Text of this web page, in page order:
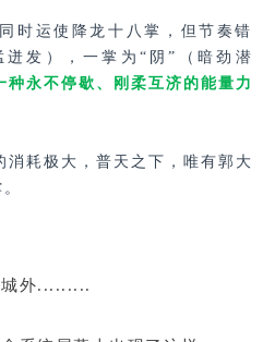
时运使降龙十八掌，但节奏错
发），一掌为“阴”（暗劲潜
种永不停歇、刚柔互济的能量力
消耗极大，普天之下，唯有郭大
城外.........